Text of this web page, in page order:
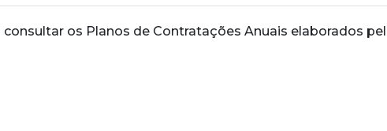
os Planos de Contratações Anuais elaborados